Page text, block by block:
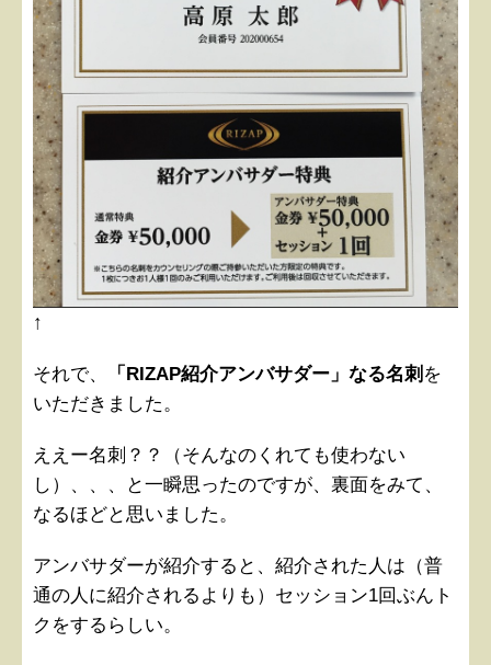
↑
それで、 「RIZAP紹介アンバサダー」なる名刺 を
いただきました。
ええー名刺？？（そんなのくれても使わない
し）、、、と一瞬思ったのですが、裏面をみて、
なるほどと思いました。
アンバサダーが紹介すると、紹介された人は（普
通の人に紹介されるよりも）セッション1回ぶんト
クをするらしい。